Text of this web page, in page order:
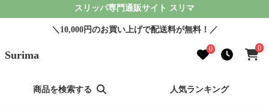
スリッパ専門通販サイト スリマ
＼10,000円のお買い上げで配送料が無料！／
Surima 0 0
商品を検索する 人気ランキング